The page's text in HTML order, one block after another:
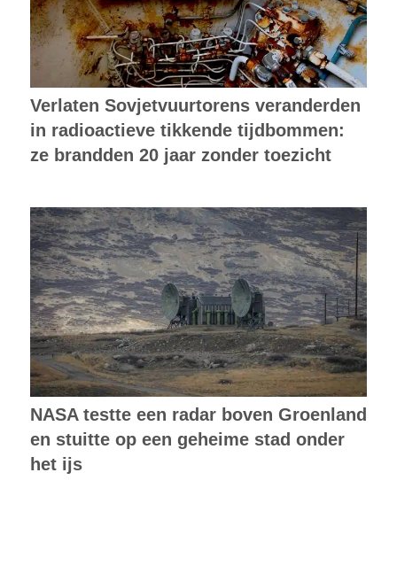
Verlaten Sovjetvuurtorens veranderden
in radioactieve tikkende tijdbommen:
ze brandden 20 jaar zonder toezicht
NASA testte een radar boven Groenland
en stuitte op een geheime stad onder
het ijs